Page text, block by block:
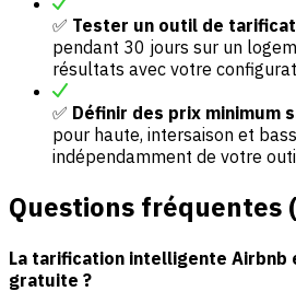
✅ Tester un outil de
pendant 30 jours sur un
résultats avec votre
✅ Définir des prix minimum
pour haute, intersaison et
indépendamment de votre
Questions fréquentes
La tarification intelligente
gratuite ?